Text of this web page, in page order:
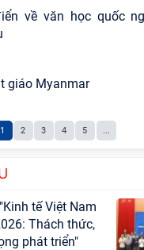
về văn học quốc
giáo Myanmar
1 2 3 4 5 ...
quan trọng của
Quốc và Đảng
trong lãnh đạo
Hàn lâm
Nam làm việc
các Chương trình
tế Việt Nam
Thách thức,
phát triển"